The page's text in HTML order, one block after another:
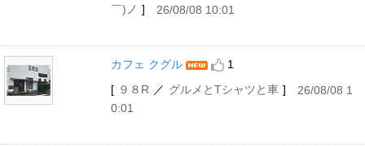
￣)ノ ] 26/08/08 10:01
カフェ クグル
1
[ ９８R ／ グルメとTシャツと車 ]
26/08/08 1
0:01